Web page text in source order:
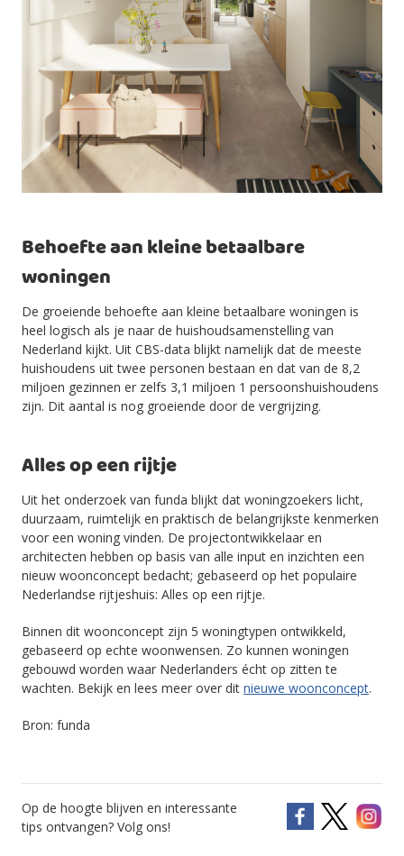
Behoefte aan kleine betaalbare
woningen
De groeiende behoefte aan kleine betaalbare woningen is
heel logisch als je naar de huishoudsamenstelling van
Nederland kijkt. Uit CBS-data blijkt namelijk dat de meeste
huishoudens uit twee personen bestaan en dat van de 8,2
miljoen gezinnen er zelfs 3,1 miljoen 1 persoonshuishoudens
zijn. Dit aantal is nog groeiende door de vergrijzing.
Alles op een rijtje
Uit het onderzoek van funda blijkt dat woningzoekers licht,
duurzaam, ruimtelijk en praktisch de belangrijkste kenmerken
voor een woning vinden. De projectontwikkelaar en
architecten hebben op basis van alle input en inzichten een
nieuw woonconcept bedacht; gebaseerd op het populaire
Nederlandse rijtjeshuis: Alles op een rijtje.
Binnen dit woonconcept zijn 5 woningtypen ontwikkeld,
gebaseerd op echte woonwensen. Zo kunnen woningen
gebouwd worden waar Nederlanders écht op zitten te
wachten. Bekijk en lees meer over dit nieuwe woonconcept.
Bron: funda
Op de hoogte blijven en interessante
tips ontvangen? Volg ons!